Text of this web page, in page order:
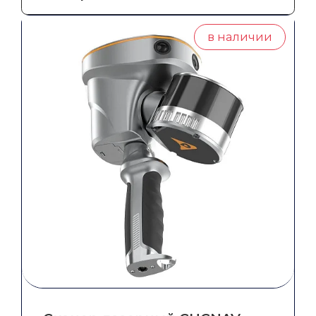
грейдером
Система автоматического управления
бульдозером
СКАНИРОВАНИЕ,
ГИДРОГРАФИЯ, БПЛА
Ещё
в наличии